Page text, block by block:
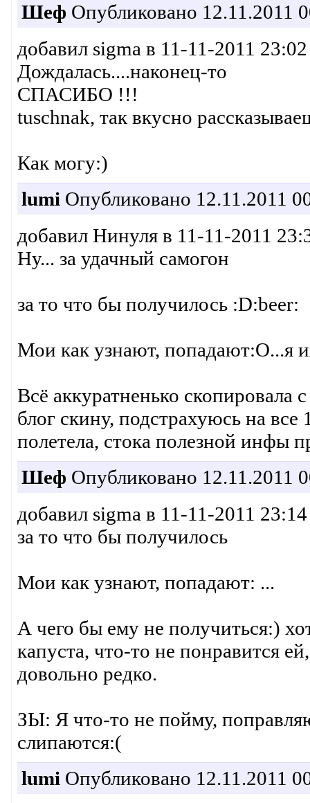
Шеф Опубликовано 12.11.2011
добавил sigma в 11-11-2011
Дождалась....наконец-то
СПАСИБО !!!
tuschnak, так вкусно
Как могу:)
lumi Опубликовано 12.11.2011
добавил Нинуля в 11-11-2011
Ну... за удачный самогон
за то что бы получилось :D:beer:
Мои как узнают, попадают:O...я
Всё аккуратненько скопировала
блог скину, подстрахуюсь на
полетела, стока полезной инфы
Шеф Опубликовано 12.11.2011
добавил sigma в 11-11-2011
за то что бы получилось
Мои как узнают, попадают: ...
А чего бы ему не получиться:)
капуста, что-то не понравится
довольно редко.
ЗЫ: Я что-то не пойму,
слипаются:(
lumi Опубликовано 12.11.2011